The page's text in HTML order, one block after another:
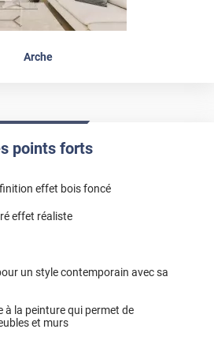
Arche
points forts
effet bois foncé
effet réaliste
un style contemporain avec sa
à la peinture qui permet de
et murs